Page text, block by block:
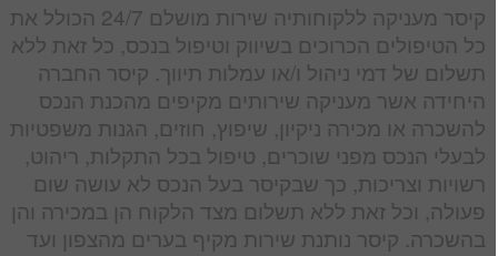
קיסר מעניקה ללקוחותיה שירות מושלם 24/7 הכולל את
כל הטיפולים הכרוכים בשיווק וטיפול בנכס, כל זאת ללא
תשלום של דמי ניהול ו/או עמלות תיווך. קיסר החברה
היחידה אשר מעניקה שירותים מקיפים מהכנת הנכס
להשכרה או מכירה ניקיון, שיפוץ, חוזים, הגנות משפטיות
לבעלי הנכס מפני שוכרים, טיפול בכל התקלות, ריהוט,
רשויות וצריכות, כך שבקיסר בעל הנכס לא עושה שום
פעולה, וכל זאת ללא תשלום מצד הלקוח הן במכירה והן
בהשכרה. קיסר נותנת שירות מקיף בערים מהצפון ועד